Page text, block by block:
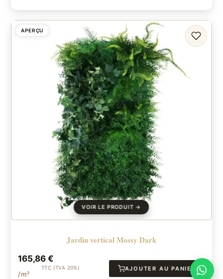
APERÇU
Jardin vertical Mossy Dark
165,86€
TTC (TVA 20%)
/m²
AJOUTER AU PANIER